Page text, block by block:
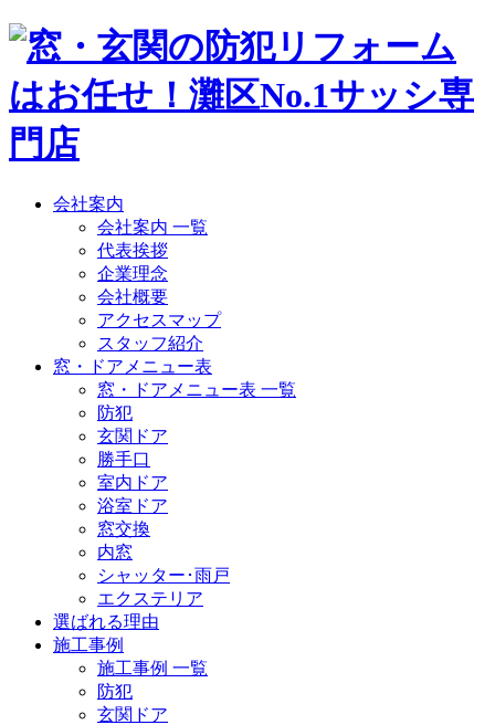
会社案内
会社案内 一覧
代表挨拶
企業理念
会社概要
アクセスマップ
スタッフ紹介
窓・ドアメニュー表
窓・ドアメニュー表 一覧
防犯
玄関ドア
勝手口
室内ドア
浴室ドア
窓交換
内窓
シャッター･雨戸
エクステリア
選ばれる理由
施工事例
施工事例 一覧
防犯
玄関ドア